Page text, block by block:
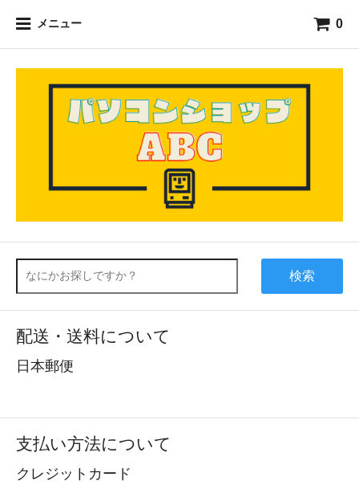
メニュー 0
検索
配送・送料について
日本郵便
支払い方法について
クレジットカード